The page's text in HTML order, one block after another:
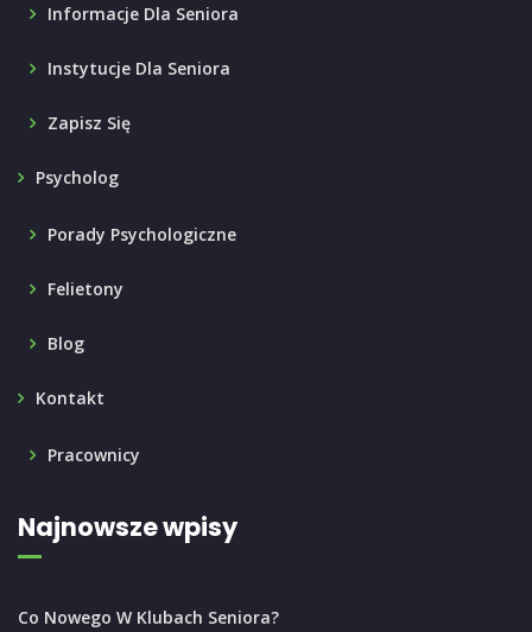
Informacje Dla Seniora
Instytucje Dla Seniora
Zapisz Się
Psycholog
Porady Psychologiczne
Felietony
Blog
Kontakt
Pracownicy
Najnowsze wpisy
Co Nowego W Klubach Seniora?